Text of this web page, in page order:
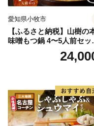
愛知県小牧市
【ふるさと納税】山樹の
味噌もつ鍋 4〜5人前セッ
山樹 国産 牛もつ ホルモン
ツ オンライン飲み会 ホ
間